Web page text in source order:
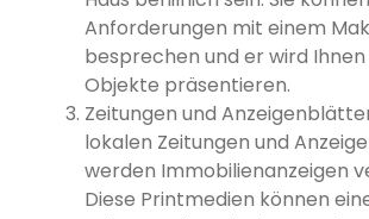
Anforderungen mit einem
besprechen und er wird
Objekte präsentieren.
Zeitungen und
lokalen Zeitungen und
werden Immobilienanzeigen
Diese Printmedien können